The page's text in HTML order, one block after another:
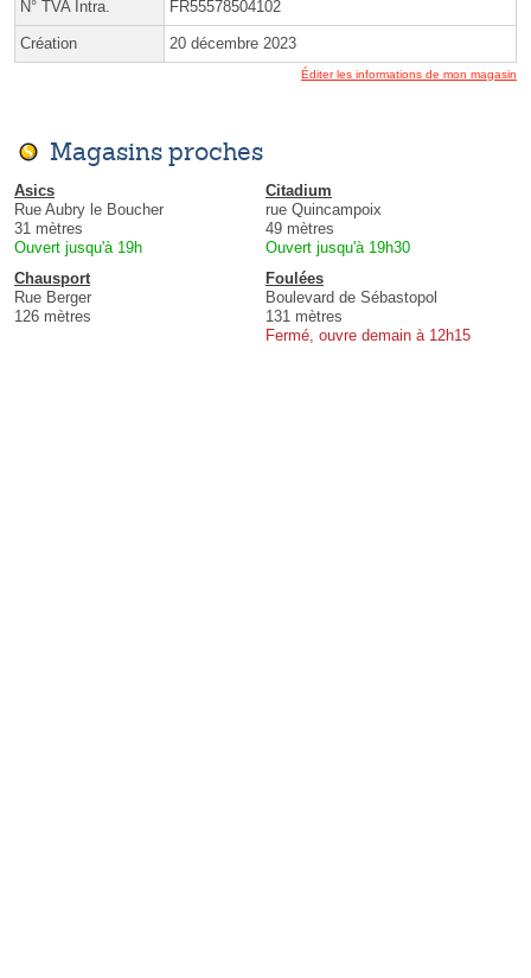
N° TVA Intra. FR55578504102
Création 20 décembre 2023
Éditer les informations de mon magasin
Magasins proches
Asics
Rue Aubry le Boucher
31 mètres
Ouvert jusqu'à 19h
Citadium
rue Quincampoix
49 mètres
Ouvert jusqu'à 19h30
Chausport
Rue Berger
126 mètres
Foulées
Boulevard de Sébastopol
131 mètres
Fermé, ouvre demain à 12h15